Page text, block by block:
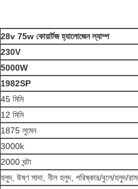
28v 75w কোয়ার্টজ হ্যালোজেন ল্যাম্প
230V
5000W
1982SP
45 মিমি
12 মিমি
1875 লুমেন
3000k
2000 ঘন্টা
হলুদ, উষ্ণ সাদা, নীল হলুদ, পরিষ্কার/বুলে/হলুদ/